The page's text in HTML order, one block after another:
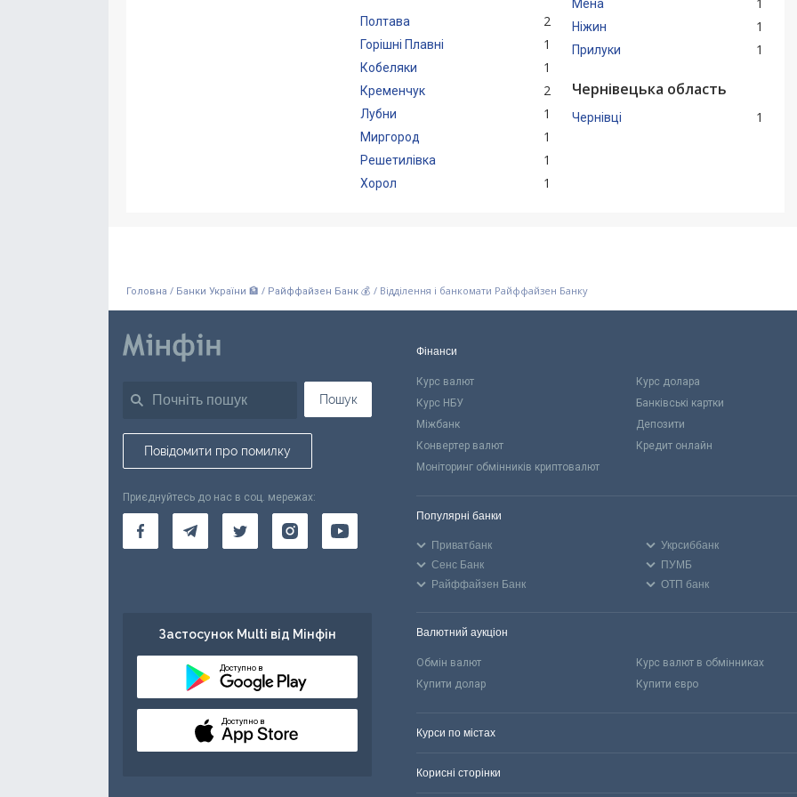
Полтава 2
Горішні Плавні 1
Кобеляки 1
Кременчук 2
Лубни 1
Миргород 1
Решетилівка 1
Хорол 1
Мена
Ніжин 1
Прилуки 1
Чернівецька область
Чернівці 1
Головна / Банки України 🏦 / Райффайзен Банк 💰 / Відділення і банкомати Райффайзен Банку
Пошук
Повідомити про помилку
Приєднуйтесь до нас в соц. мережах:
Застосунок Multi від Мінфін
Доступно в
Доступно в
Фінанси
Курс валют Курс долара
Курс НБУ
Банківські картки
Міжбанк
Депозити
Конвертер валют
Кредит онлайн
Моніторинг обмінників криптовалют
Популярні банки
Приватбанк Укрсиббанк
Сенс Банк
ПУМБ
Райффайзен Банк
ОТП банк
Валютний аукціон
Обмін валют Курс валют в обмінниках
Купити долар
Купити євро
Курси по містах
Корисні сторінки